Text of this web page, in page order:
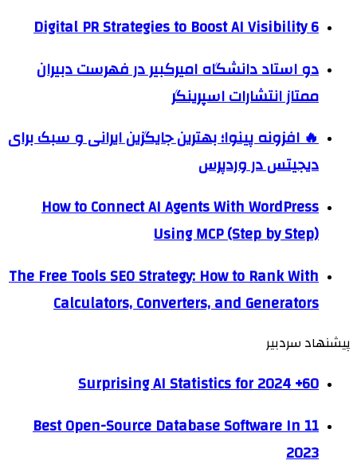
6 Digital PR Strategies to Boost AI Visibility
دو استاد دانشگاه امیرکبیر در فهرست دبیران
ممتاز انتشارات اسپرینگر
🔥 افزونه پینوا؛ بهترین جایگزین ایرانی و سبک برای
دیجیتس در وردپرس
How to Connect AI Agents With WordPress
Using MCP (Step by Step)
The Free Tools SEO Strategy: How to Rank With
Calculators, Converters, and Generators
پیشنهاد سردبیر
60+ Surprising AI Statistics for 2024
11 Best Open-Source Database Software In
2023